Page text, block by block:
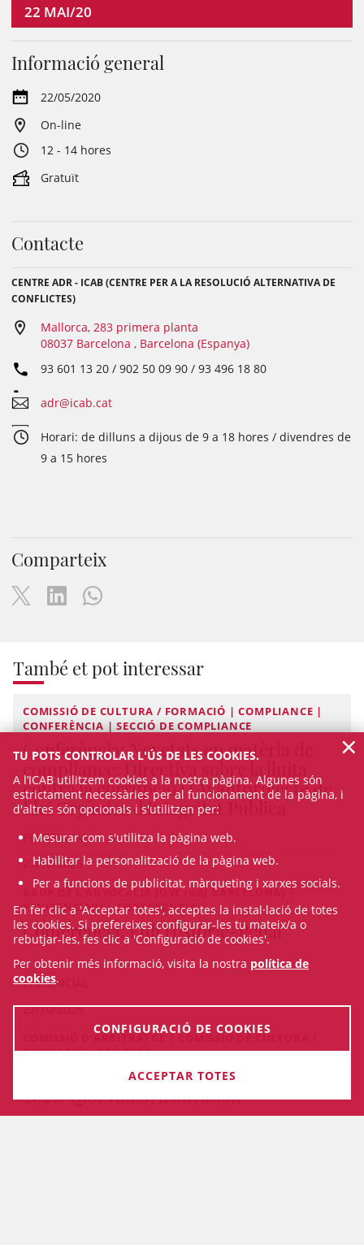
22 MAI/20
Informació general
22/05/2020
On-line
12 - 14 hores
Gratuït
Contacte
CENTRE ADR - ICAB (CENTRE PER A LA RESOLUCIÓ ALTERNATIVA DE
CONFLICTES)
Mallorca, 283 primera planta
08037 Barcelona , Barcelona (Espanya)
93 601 13 20 / 902 50 09 90 / 93 496 18 80
adr@icab.cat
Horari: de dilluns a dijous de 9 a 18 hores / divendres de
9 a 15 hores
Comparteix
També et pot interessar
COMISSIÓ DE CULTURA / FORMACIÓ | COMPLIANCE |
CONFERÈNCIA | SECCIÓ DE COMPLIANCE
Conferència: Novetats en matèria de
contra la corrupció i l'Avantprojecte de
Llei Orgànica d'Integritat Pública
PRESENCIAL
27/10/2026
GRUP DE L'ADVOCACIA JOVE (GAJ BARCELONA) |
PENITENCIARI | CONFERÈNCIA
Conferència: Full Històric-Penal
PRESENCIAL
22/10/2026
COMISSIÓ D'ARBITRATGE | COMISSIÓ DE CULTURA /
FORMACIÓ | CONGRÉS
International Arbitration Congress
2026. Quo Vadis Arbitration
TU POTS CONTROLAR L'ÚS DE LES COOKIES.
A l’ICAB utilitzem cookies a la nostra pàgina. Algunes són
estrictament necessàries per al funcionament de la pàgina, i
d'altres són opcionals i s'utilitzen per:
Mesurar com s'utilitza la pàgina web.
Habilitar la personalització de la pàgina web.
Per a funcions de publicitat, màrqueting i xarxes socials.
En fer clic a 'Acceptar totes', acceptes la instal·lació de totes
les cookies. Si prefereixes configurar-les tu mateix/a o
rebutjar-les, fes clic a 'Configuració de cookies'.
Per obtenir més informació, visita la nostra política de
cookies.
CONFIGURACIÓ DE COOKIES
ACCEPTAR TOTES
×